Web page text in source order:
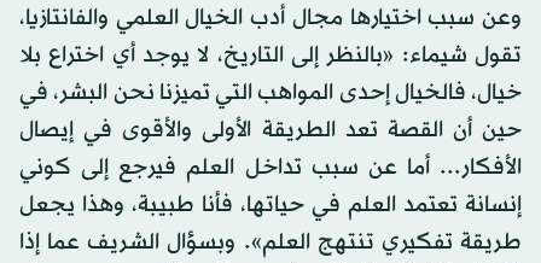
وعن سبب اختيارها مجال أدب الخيال العلمي والفانتازيا،
تقول شيماء: «بالنظر إلى التاريخ، لا يوجد أي اختراع بلا
خيال، فالخيال إحدى المواهب التي تميزنا نحن البشر، في
حين أن القصة تعد الطريقة الأولى والأقوى في إيصال
الأفكار... أما عن سبب تداخل العلم فيرجع إلى كوني
إنسانة تعتمد العلم في حياتها، فأنا طبيبة، وهذا يجعل
طريقة تفكيري تنتهج العلم». وبسؤال الشريف عما إذا